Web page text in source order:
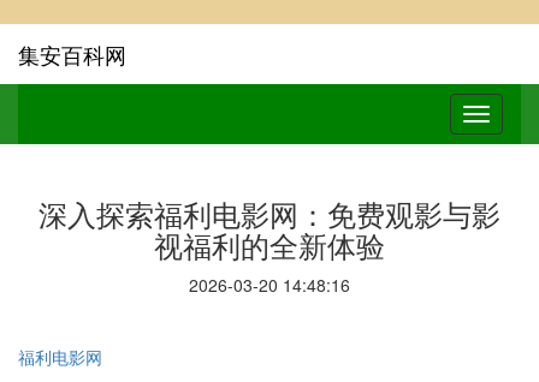
集安百科网
深入探索福利电影网：免费观影与影
视福利的全新体验
2026-03-20 14:48:16
福利电影网